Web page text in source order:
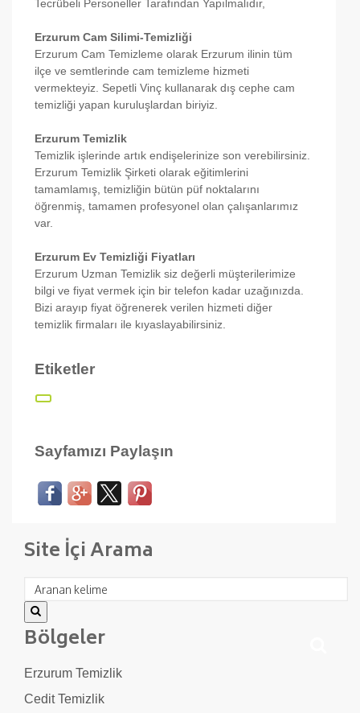
Tecrübeli Personeller Tarafından Yapılmalıdır,
Erzurum Cam Silimi-Temizliği
Erzurum Cam Temizleme olarak Erzurum ilinin tüm
ilçe ve semtlerinde cam temizleme hizmeti
vermekteyiz. Sepetli Vinç kullanarak dış cephe cam
temizliği yapan kuruluşlardan biriyiz.
Erzurum Temizlik
Temizlik işlerinde artık endişelerinize son verebilirsiniz.
Erzurum Temizlik Şirketi olarak eğitimlerini
tamamlamış, temizliğin bütün püf noktalarını
öğrenmiş, tamamen profesyonel olan çalışanlarımız
var.
Erzurum Ev Temizliği Fiyatları
Erzurum Uzman Temizlik siz değerli müşterilerimize
bilgi ve fiyat vermek için bir telefon kadar uzağınızda.
Bizi arayıp fiyat öğrenerek verilen hizmeti diğer
temizlik firmaları ile kıyaslayabilirsiniz.
Etiketler
Sayfamızı Paylaşın
Site İçi Arama
Bölgeler
Erzurum Temizlik
Cedit Temizlik